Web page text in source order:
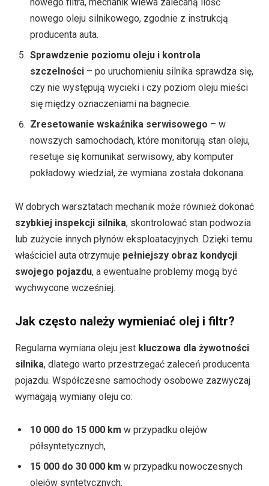
nowego filtra, mechanik wlewa zalecaną ilość
nowego oleju silnikowego, zgodnie z instrukcją
producenta auta.
Sprawdzenie poziomu oleju i kontrola
szczelności – po uruchomieniu silnika sprawdza się,
czy nie występują wycieki i czy poziom oleju mieści
się między oznaczeniami na bagnecie.
Zresetowanie wskaźnika serwisowego – w
nowszych samochodach, które monitorują stan oleju,
resetuje się komunikat serwisowy, aby komputer
pokładowy wiedział, że wymiana została dokonana.
W dobrych warsztatach mechanik może również dokonać
szybkiej inspekcji silnika, skontrolować stan podwozia
lub zużycie innych płynów eksploatacyjnych. Dzięki temu
właściciel auta otrzymuje pełniejszy obraz kondycji
swojego pojazdu, a ewentualne problemy mogą być
wychwycone wcześniej.
Jak często należy wymieniać olej i filtr?
Regularna wymiana oleju jest kluczowa dla żywotności
silnika, dlatego warto przestrzegać zaleceń producenta
pojazdu. Współczesne samochody osobowe zazwyczaj
wymagają wymiany oleju co:
10 000 do 15 000 km w przypadku olejów
półsyntetycznych,
15 000 do 30 000 km w przypadku nowoczesnych
olejów syntetycznych,